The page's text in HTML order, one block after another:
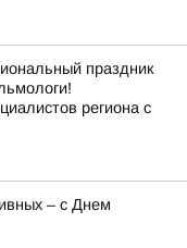
праздник
региона с
– с Днем